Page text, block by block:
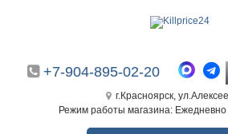
+7-904-895-02-20
г.Красноярск,
Режим работы магазина: